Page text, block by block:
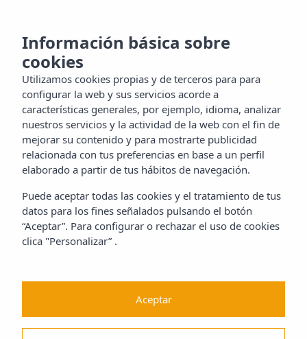
la
ES
Información básica sobre
cookies
Utilizamos cookies propias y de terceros para para
configurar la web y sus servicios acorde a
características generales, por ejemplo, idioma, analizar
nuestros servicios y la actividad de la web con el fin de
mejorar su contenido y para mostrarte publicidad
relacionada con tus preferencias en base a un perfil
elaborado a partir de tus hábitos de navegación.
Puede aceptar todas las cookies y el tratamiento de tus
datos para los fines señalados pulsando el botón
“Aceptar”. Para configurar o rechazar el uso de cookies
clica "Personalizar” .
Aceptar